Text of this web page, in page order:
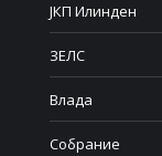
ЈКП Илинден
ЗЕЛС
Влада
Собрание